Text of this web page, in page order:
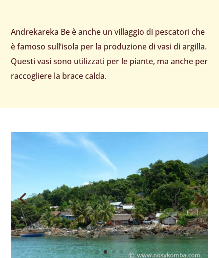
Andrekareka Be è anche un villaggio di pescatori che
è famoso sull’isola per la produzione di vasi di argilla.
Questi vasi sono utilizzati per le piante, ma anche per
raccogliere la brace calda.